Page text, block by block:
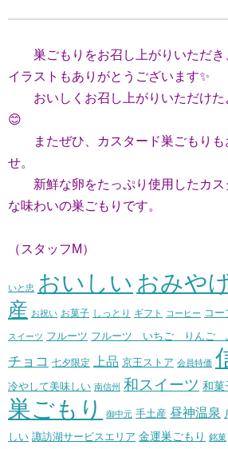
巣ごもりをお召し上がりいただ
イラストもありがとうございます✨
おいしくお召し上がりいただけた
😊
またぜひ、カスタード巣ごもりも
せ。
新鮮な卵をたっぷり使用したカス
な味わいの巣ごもりです。
（スタッフM）
いと忠 おいしい おみや
産 お祝い お菓子 しっとり ギフト コーヒー コー
スイーツ フルーツ フルーツ いちご りんご
チョコ 七夕限定 上品 京王ストア 会員特価
冷やして美味しい 南信州 和スイーツ 和菓
巣ごもり 御中元 手土産 昼神温泉
しい 諏訪湖サービスエリア 金運巣ごもり 銘菓